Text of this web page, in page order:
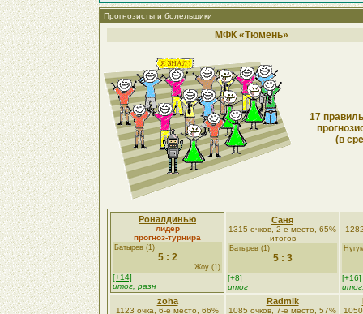
Прогнозисты и болельщики
МФК «Тюмень»
17
(в
Роналдинью
лидер
прогноз-турнира
Батырев (1)
5 : 2
Жоу (1)
[+14]
итог, разн
Саня
1315 очков, 2-е место, 65%
итогов
Батырев (1)
5 : 3
[+8]
итог
[+16]
zoha
1123 очка, 6-е место, 66%
Radmik
1085 очков, 7-е место, 57%